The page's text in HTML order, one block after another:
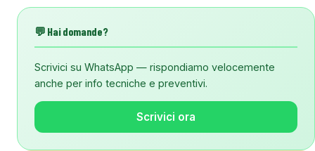
💬 Hai domande?
Scrivici su WhatsApp — rispondiamo velocemente
anche per info tecniche e preventivi.
Scrivici ora